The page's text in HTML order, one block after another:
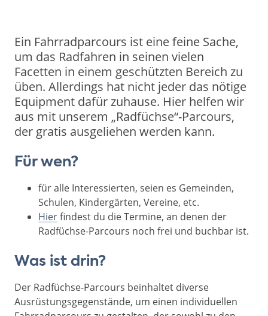
Ein Fahrradparcours ist eine feine Sache,
um das Radfahren in seinen vielen
Facetten in einem geschützten Bereich zu
üben. Allerdings hat nicht jeder das nötige
Equipment dafür zuhause. Hier helfen wir
aus mit unserem „Radfüchse“-Parcours,
der gratis ausgeliehen werden kann.
Für wen?
für alle Interessierten, seien es Gemeinden,
Schulen, Kindergärten, Vereine, etc.
Hierfindest du die Termine, an denen der
Radfüchse-Parcours noch frei und buchbar ist.
Was ist drin?
Der Radfüchse-Parcours beinhaltet diverse
Ausrüstungsgegenstände, um einen individuellen